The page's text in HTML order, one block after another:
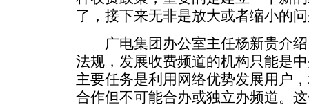
了，接下来无非是放大或者缩小的
广电集团办公室主任杨新贵介绍
法规，发展收费频道的机构只能是
主要任务是利用网络优势发展用户
合作但不可能合办或独立办频道。